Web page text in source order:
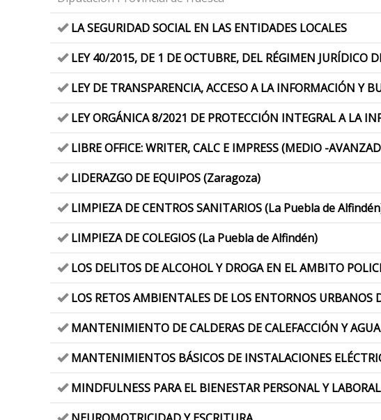
LA SEGURIDAD SOCIAL EN LAS ENTIDADES LOCALES
LEY 40/2015, DE 1 DE OCTUBRE, DEL RÉGIMEN JURÍDICO
LEY DE TRANSPARENCIA, ACCESO A LA INFORMACIÓN Y
LEY ORGÁNICA 8/2021 DE PROTECCIÓN INTEGRAL A LA
LIBRE OFFICE: WRITER, CALC E IMPRESS (MEDIO -
LIDERAZGO DE EQUIPOS (Zaragoza)
LIMPIEZA DE CENTROS SANITARIOS (La Puebla de
LIMPIEZA DE COLEGIOS (La Puebla de Alfindén)
LOS DELITOS DE ALCOHOL Y DROGA EN EL AMBITO
LOS RETOS AMBIENTALES DE LOS ENTORNOS URBANOS
MANTENIMIENTO DE CALDERAS DE CALEFACCIÓN Y
MANTENIMIENTOS BÁSICOS DE INSTALACIONES
MINDFULNESS PARA EL BIENESTAR PERSONAL Y